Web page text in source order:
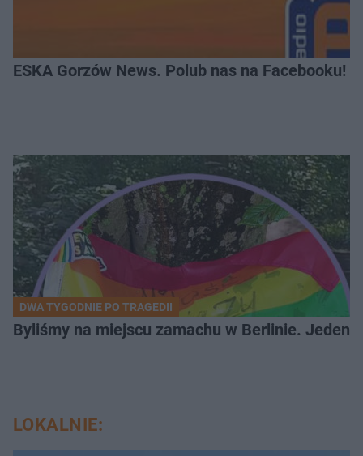
ESKA Gorzów News. Polub nas na Facebooku!
DWA TYGODNIE PO TRAGEDII
Byliśmy na miejscu zamachu w Berlinie. Jeden
LOKALNIE: